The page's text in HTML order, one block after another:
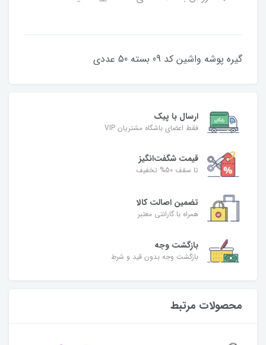
گیره پوشه واشین کد 09 بسته 50 عددی
ارسال با پیک
فقط اعضای باشگاه مشتریان VIP
قیمت شگفت‌انگیز
تا سقف 50% تخفیف
تضمین اصالت کالا
همراه با گارانتی معتبر
بازگشت وجه
بازگشت وجه بدون قید و شرط
محصولات مرتبط